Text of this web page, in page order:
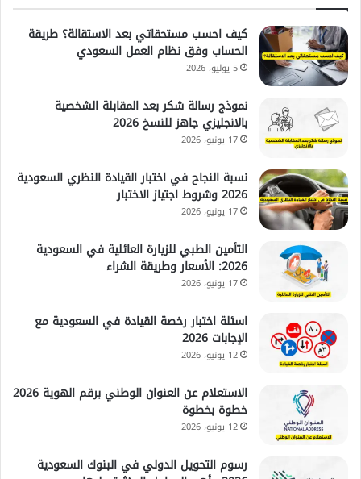
كيف احسب مستحقاتي بعد الاستقالة؟ طريقة
الحساب وفق نظام العمل السعودي
5 يوليو، 2026
نموذج رسالة شكر بعد المقابلة الشخصية
بالانجليزي جاهز للنسخ 2026
17 يونيو، 2026
نسبة النجاح في اختبار القيادة النظري السعودية
2026 وشروط اجتياز الاختبار
17 يونيو، 2026
التأمين الطبي للزيارة العائلية في السعودية
2026: الأسعار وطريقة الشراء
17 يونيو، 2026
اسئلة اختبار رخصة القيادة في السعودية مع
الإجابات 2026
12 يونيو، 2026
الاستعلام عن العنوان الوطني برقم الهوية 2026
خطوة بخطوة
12 يونيو، 2026
رسوم التحويل الدولي في البنوك السعودية